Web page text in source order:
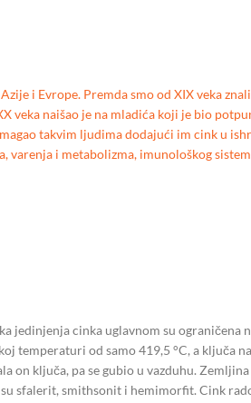
i Evrope. Premda smo od XIX veka
veka naišao je na mladića koji je bio
takvim ljudima dodajući im cink u
i metabolizma, imunološkog
jedinjenja cinka uglavnom su ograničena
od samo 419,5 °C, a ključa
ključa, pa se gubio u vazduhu.
sfalerit, smithsonit i hemimorfit. Cink